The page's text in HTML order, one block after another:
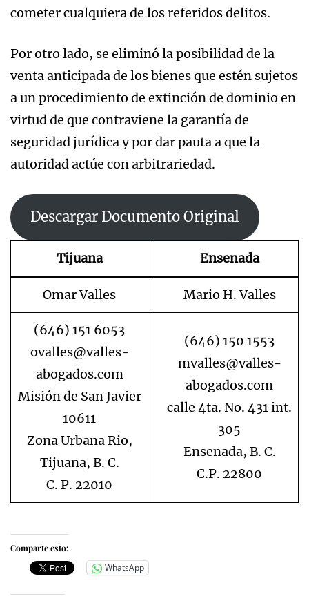
cometer cualquiera de los referidos delitos.
Por otro lado, se eliminó la posibilidad de la
venta anticipada de los bienes que estén sujetos
a un procedimiento de extinción de dominio en
virtud de que contraviene la garantía de
seguridad jurídica y por dar pauta a que la
autoridad actúe con arbitrariedad.
Descargar Documento Original
Tijuana Ensenada
Omar Valles Mario H. Valles
(646) 151 6053
ovalles@valles-
abogados.com
Misión de San Javier
10611
Zona Urbana Rio,
Tijuana, B. C.
C. P. 22010
(646) 150 1553
mvalles@valles-
abogados.com
calle 4ta. No. 431 int.
305
Ensenada, B. C.
C.P. 22800
Comparte esto:
WhatsApp